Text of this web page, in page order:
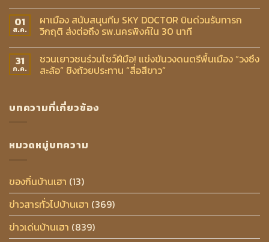
01
ส.ค.
ผาเมือง สนับสนุนทีม SKY DOCTOR บินด่วนรับทารก
วิกฤติ ส่งต่อถึง รพ.นครพิงค์ใน 30 นาที
31
ก.ค.
ชวนเยาวชนร่วมโชว์ฝีมือ! แข่งขันวงดนตรีพื้นเมือง “วงซึง
สะล้อ” ชิงถ้วยประทาน “สื่อสีขาว”
บทความที่เกี่ยวข้อง
หมวดหมู่บทความ
ของกิ๋นบ้านเฮา (13)
ข่าวสารทั่วไปบ้านเฮา (369)
ข่าวเด่นบ้านเฮา (839)